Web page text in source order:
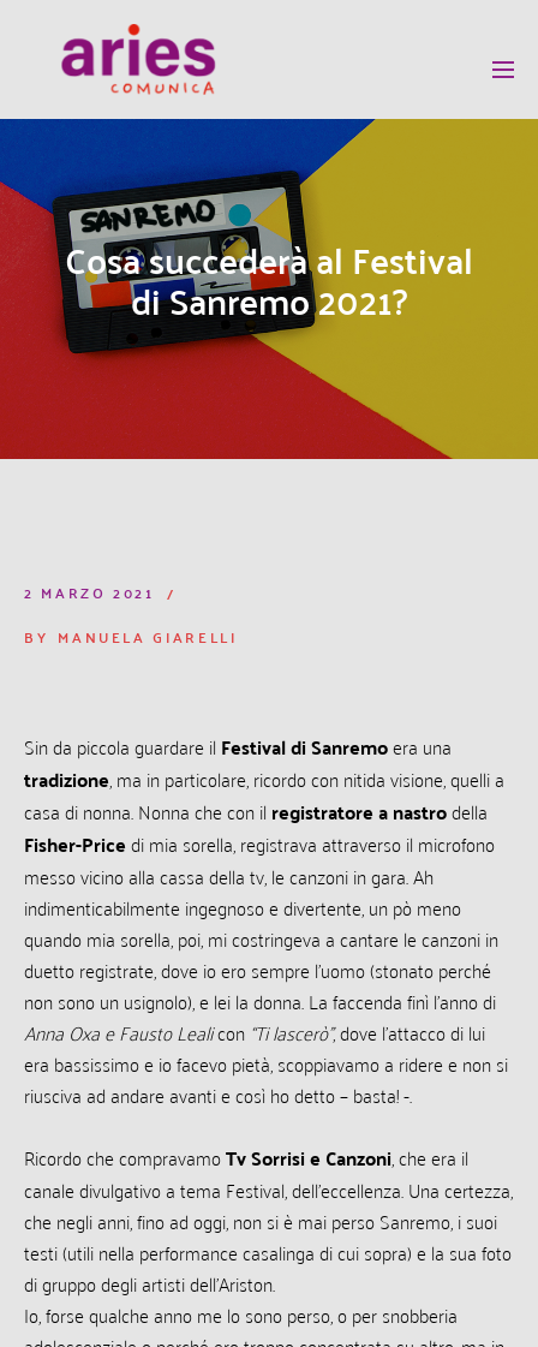
Cosa succederà al Festival
di Sanremo 2021?
2 MARZO 2021
BY MANUELA GIARELLI
Sin da piccola guardare il Festival di Sanremoera una
tradizione, ma in particolare, ricordo con nitida visione, quelli a
casa di nonna. Nonna che con il registratore a nastrodella
Fisher-Pricedi mia sorella, registrava attraverso il microfono
messo vicino alla cassa della tv, le canzoni in gara. Ah
indimenticabilmente ingegnoso e divertente, un pò meno
quando mia sorella, poi, mi costringeva a cantare le canzoni in
duetto registrate, dove io ero sempre l’uomo (stonato perché
non sono un usignolo), e lei la donna. La faccenda finì l’anno di
Anna Oxa e Fausto Lealicon “Ti lascerò”, dove l’attacco di lui
era bassissimo e io facevo pietà, scoppiavamo a ridere e non si
riusciva ad andare avanti e così ho detto – basta! -.
Ricordo che compravamoTv Sorrisi e Canzoni, che era il
canale divulgativo a tema Festival, dell’eccellenza. Una certezza,
che negli anni, fino ad oggi, non si è mai perso Sanremo, i suoi
testi (utili nella performance casalinga di cui sopra) e la sua foto
di gruppo degli artisti dell’Ariston.
Io, forse qualche anno me lo sono perso, o per snobberia